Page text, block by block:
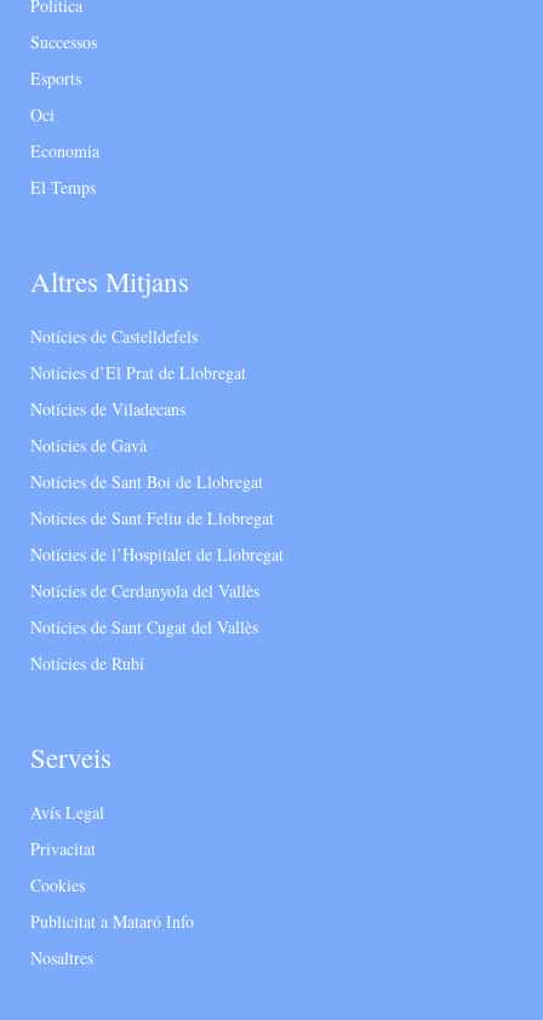
Política
Successos
Esports
Oci
Economia
El Temps
Altres Mitjans
Notícies de Castelldefels
Notícies d’El Prat de Llobregat
Notícies de Viladecans
Notícies de Gavà
Notícies de Sant Boi de Llobregat
Notícies de Sant Feliu de Llobregat
Notícies de l’Hospitalet de Llobregat
Notícies de Cerdanyola del Vallès
Notícies de Sant Cugat del Vallès
Notícies de Rubí
Serveis
Avís Legal
Privacitat
Cookies
Publicitat a Mataró Info
Nosaltres